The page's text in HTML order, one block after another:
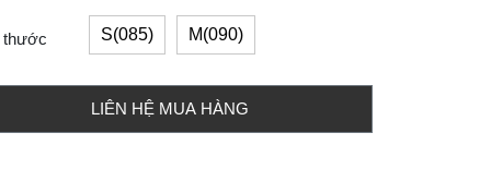
thước S(085) M(090)
LIÊN HỆ MUA HÀNG